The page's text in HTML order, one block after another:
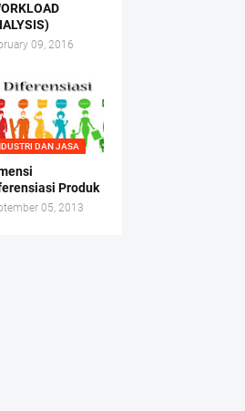
09, 2016
DAN JASA
Produk
05, 2013